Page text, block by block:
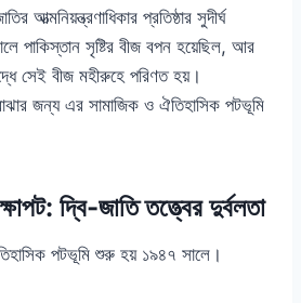
আত্মনিয়ন্ত্রণাধিকার প্রতিষ্ঠার সুদীর্ঘ
পাকিস্তান সৃষ্টির বীজ বপন হয়েছিল, আর
সেই বীজ মহীরুহে পরিণত হয়।
জন্য এর সামাজিক ও ঐতিহাসিক পটভূমি
দ্বি-জাতি তত্ত্বের দুর্বলতা
পটভূমি শুরু হয় ১৯৪৭ সালে।